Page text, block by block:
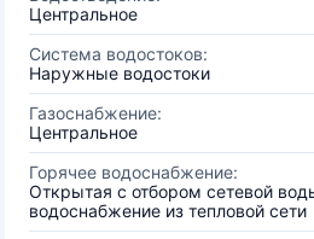
Центральное
Система водостоков:
Наружные водостоки
Газоснабжение:
Центральное
Горячее водоснабжение:
Открытая с отбором сетевой
водоснабжение из тепловой сети